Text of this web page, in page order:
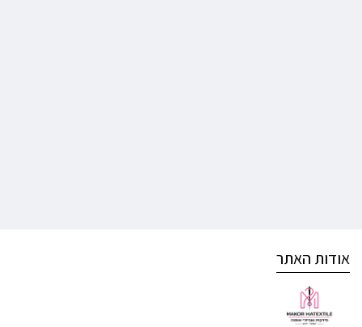
אודות האתר